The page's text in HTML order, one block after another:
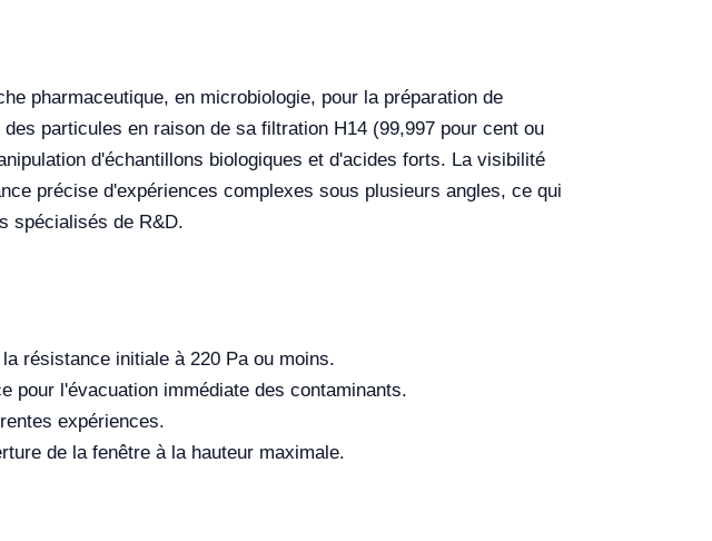
pharmaceutique, en microbiologie, pour la préparation de
particules en raison de sa filtration H14 (99,997 pour cent ou
d'échantillons biologiques et d'acides forts. La visibilité
précise d'expériences complexes sous plusieurs angles, ce qui
spécialisés de R&D.
résistance initiale à 220 Pa ou moins.
pour l'évacuation immédiate des contaminants.
expériences.
de la fenêtre à la hauteur maximale.